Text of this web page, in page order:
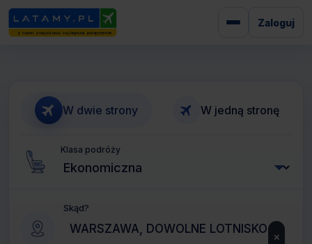
Zaloguj
W dwie strony W jedną stronę
Klasa podróży
Skąd?
×